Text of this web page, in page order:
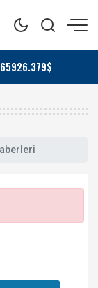
65926.379$